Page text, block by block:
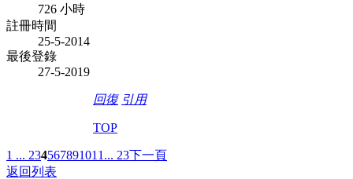
726 小時
註冊時間
25-5-2014
最後登錄
27-5-2019
回復 引用
TOP
1 ... 234567891011 ... 23下一頁
返回列表